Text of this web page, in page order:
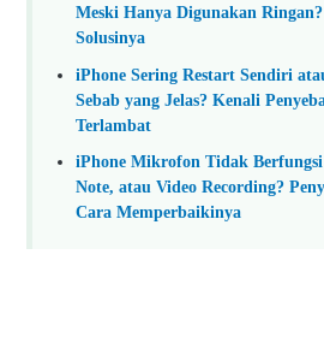
Meski Hanya Digunakan
Solusinya
iPhone Sering Restart Sendiri
Sebab yang Jelas? Kenali
Terlambat
iPhone Mikrofon Tidak Berfungsi
Note, atau Video Recording?
Cara Memperbaikinya